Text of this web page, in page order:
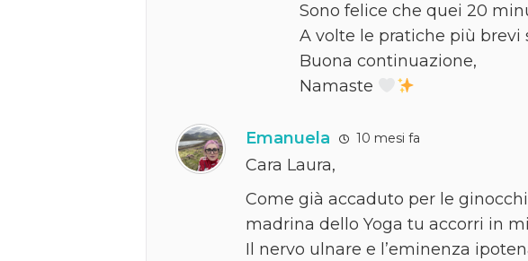
Sono felice che quei 20
A volte le pratiche più brevi
Buona continuazione,
Namaste
Emanuela 10 mesi fa
Cara Laura,
Come già accaduto per le
madrina dello Yoga tu accorri in
Il nervo ulnare e l’eminenza